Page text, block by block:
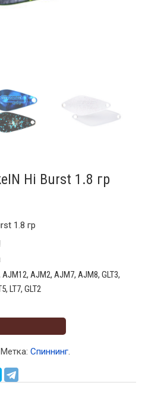
Hi Burst 1.8 гр
1.8 гр
AJM2, AJM7, AJM8, GLT3,
LT7, GLT2
Метка: Спиннинг.